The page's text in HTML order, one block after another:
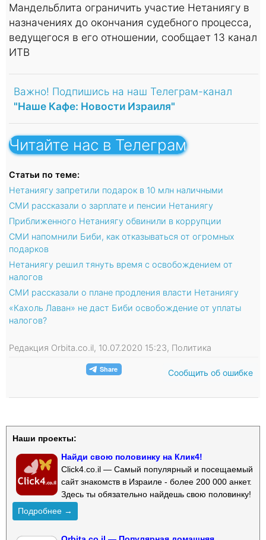
Мандельблита ограничить участие Нетаниягу в
назначениях до окончания судебного процесса,
ведущегося в его отношении, сообщает 13 канал
ИТВ
Важно! Подпишись на наш Телеграм-канал
"Наше Кафе: Новости Израиля"
Читайте нас в Телеграм
Статьи по теме:
Нетаниягу запретили подарок в 10 млн наличными
СМИ рассказали о зарплате и пенсии Нетаниягу
Приближенного Нетаниягу обвинили в коррупции
СМИ напомнили Биби, как отказываться от огромных
подарков
Нетаниягу решил тянуть время с освобождением от
налогов
СМИ рассказали о плане продления власти Нетаниягу
«Кахоль Лаван» не даст Биби освобождение от уплаты
налогов?
Редакция Orbita.co.il, 10.07.2020 15:23, Политика
Сообщить об ошибке
Наши проекты:
Найди свою половинку на Клик4!
Click4.co.il — Самый популярный и посещаемый
сайт знакомств в Израиле - более 200 000 анкет.
Здесь ты обязательно найдешь свою половинку!
Подробнее →